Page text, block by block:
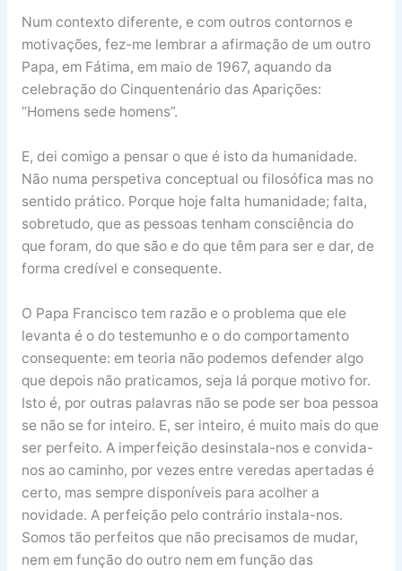
Num contexto diferente, e com outros contornos e
motivações, fez-me lembrar a afirmação de um outro
Papa, em Fátima, em maio de 1967, aquando da
celebração do Cinquentenário das Aparições:
“Homens sede homens”.
E, dei comigo a pensar o que é isto da humanidade.
Não numa perspetiva conceptual ou filosófica mas no
sentido prático. Porque hoje falta humanidade; falta,
sobretudo, que as pessoas tenham consciência do
que foram, do que são e do que têm para ser e dar, de
forma credível e consequente.
O Papa Francisco tem razão e o problema que ele
levanta é o do testemunho e o do comportamento
consequente: em teoria não podemos defender algo
que depois não praticamos, seja lá porque motivo for.
Isto é, por outras palavras não se pode ser boa pessoa
se não se for inteiro. E, ser inteiro, é muito mais do que
ser perfeito. A imperfeição desinstala-nos e convida-
nos ao caminho, por vezes entre veredas apertadas é
certo, mas sempre disponíveis para acolher a
novidade. A perfeição pelo contrário instala-nos.
Somos tão perfeitos que não precisamos de mudar,
nem em função do outro nem em função das